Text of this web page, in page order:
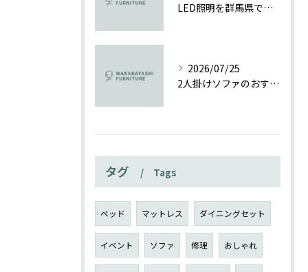
LED照明を群馬県で導入する際の補助金活用と工事費相場の徹底解説
2026/07/25
2人掛けソファのおすすめポイントと群馬県で理想の一台を見つける選び方ガイド
タグ Tags
ベッド マットレス ダイニングセット
イベント ソファ 修理 おしゃれ